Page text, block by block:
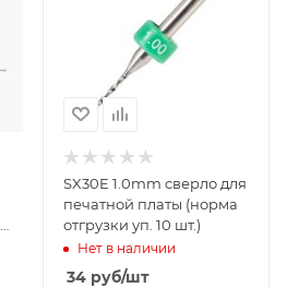
SX30E 1.0mm сверло для
печатной платы (норма
отгрузки уп. 10 шт.)
Нет в наличии
34руб/шт